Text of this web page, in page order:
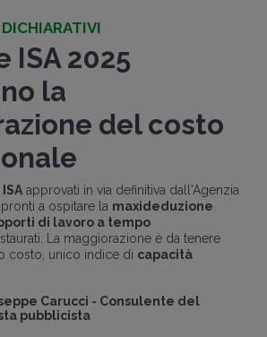
ISA 2025
la
del costo
ISAapprovati in via definitiva dall'Agenzia
a ospitare la maxideduzione
di lavoro a tempo
La maggiorazione è da tenere
costo, unico indice di capacità
Carucci - Consulente del
pubblicista